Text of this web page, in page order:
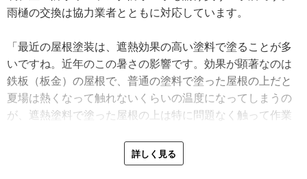
「最近は本当にいろんな業者がいますね。かなり低価格で
工事しているところもあるみたいだけど、私は安ければい
額で請けなければ、結局いい仕事ができなくてお客さまに
とっても良くないんですよ。私は手を抜いた仕事はしたく
ない。そこは信念を持ってやっています」
職人歴が４０年を超える大橋さんに昔と今の塗装の違いに
ついて尋ねると、「職人の仕事も変わってきましたね」と
一言。今はローラーで塗るのが主流ですが、昔はほとんど
雨樋の交換は協力業者とともに対応しています。
「最近の屋根塗装は、遮熱効果の高い塗料で塗ることが多
いですね。近年のこの暑さの影響です。効果が顕著なのは
鉄板（板金）の屋根で、普通の塗料で塗った屋根の上だと
夏場は熱くなって触れないくらいの温度になってしまうの
が、遮熱塗料で塗った屋根の上は特に問題なく触って作業
築１５年ほどのカラーベストを塗り替えた際も、遮熱塗料
詳しく見る